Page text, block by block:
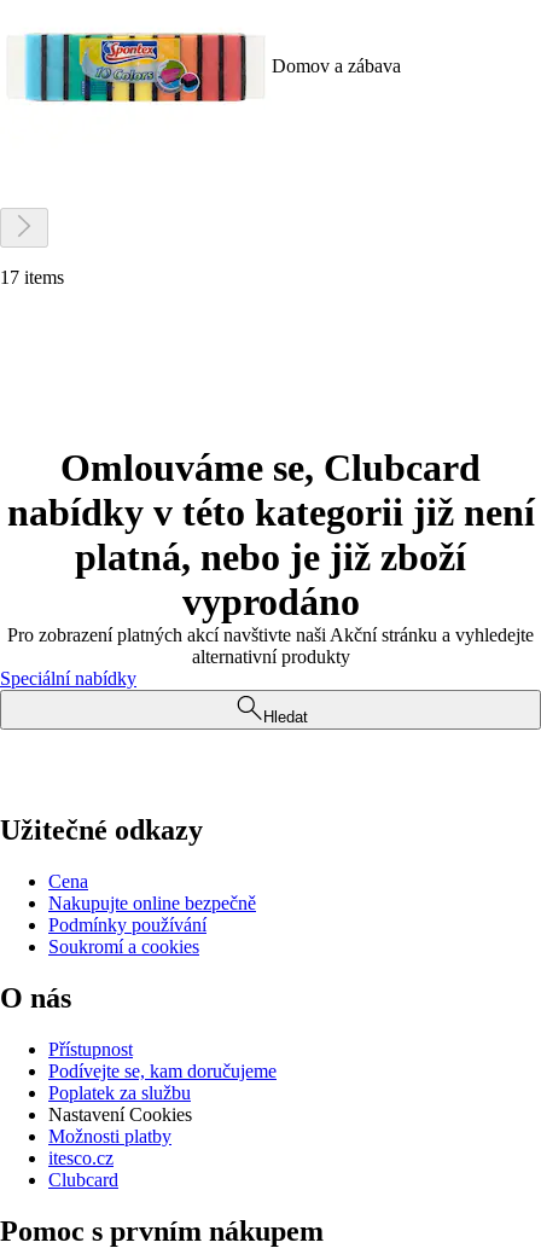
Domov a zábava
17 items
Omlouváme se, Clubcard
nabídky v této kategorii již není
platná, nebo je již zboží
vyprodáno
Pro zobrazení platných akcí navštivte naši Akční stránku a vyhledejte
alternativní produkty
Speciální nabídky
Hledat
Užitečné odkazy
Cena
Nakupujte online bezpečně
Podmínky používání
Soukromí a cookies
O nás
Přístupnost
Podívejte se, kam doručujeme
Poplatek za službu
Nastavení Cookies
Možnosti platby
itesco.cz
Clubcard
Pomoc s prvním nákupem